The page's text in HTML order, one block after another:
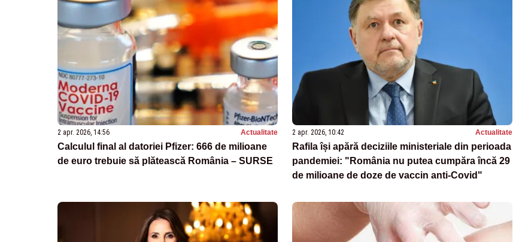
2 apr. 2026, 14:56 Actualitate
Calculul final al datoriei Pfizer: 666 de milioane
de euro trebuie să plătească România – SURSE
2 apr. 2026, 10:42 Actualitate
Rafila își apără deciziile ministeriale din perioada
pandemiei: "România nu putea cumpăra încă 29
de milioane de doze de vaccin anti-Covid"